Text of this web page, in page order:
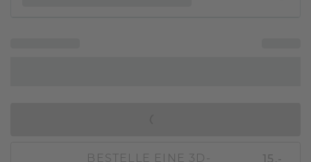
BESTELLE EINE 3D-
15,-